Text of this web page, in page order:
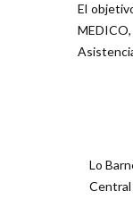
El
Lo
Central